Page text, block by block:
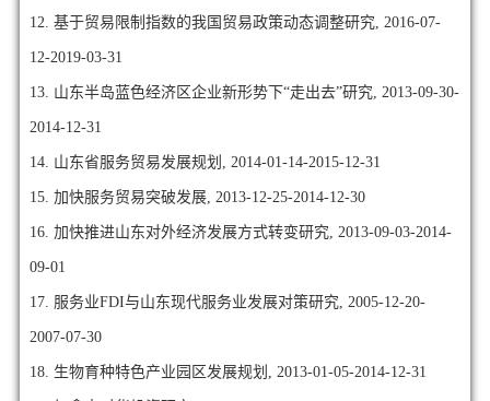
12. 基于贸易限制指数的我国贸易政策动态调整研究, 2016-07-
12-2019-03-31
13. 山东半岛蓝色经济区企业新形势下“走出去”研究, 2013-09-30-
2014-12-31
14. 山东省服务贸易发展规划, 2014-01-14-2015-12-31
15. 加快服务贸易突破发展, 2013-12-25-2014-12-30
16. 加快推进山东对外经济发展方式转变研究, 2013-09-03-2014-
09-01
17. 服务业FDI与山东现代服务业发展对策研究, 2005-12-20-
2007-07-30
18. 生物育种特色产业园区发展规划, 2013-01-05-2014-12-31